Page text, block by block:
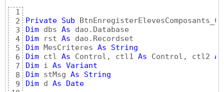
1
2
3
4
5
6
7
8
9
Private Sub
Dim dbs As
Dim rst As
Dim MesCriteres As
String
Dim ctl As Control, ctl1 As Control, ctl2 As
Dim i As Variant
Dim stMsg As
String
Dim d As
Date